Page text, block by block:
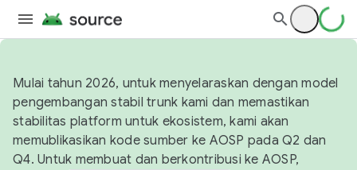
Mulai tahun 2026, untuk menyelaraskan dengan model
pengembangan stabil trunk kami dan memastikan
stabilitas platform untuk ekosistem, kami akan
memublikasikan kode sumber ke AOSP pada Q2 dan
Q4. Untuk membuat dan berkontribusi ke AOSP,